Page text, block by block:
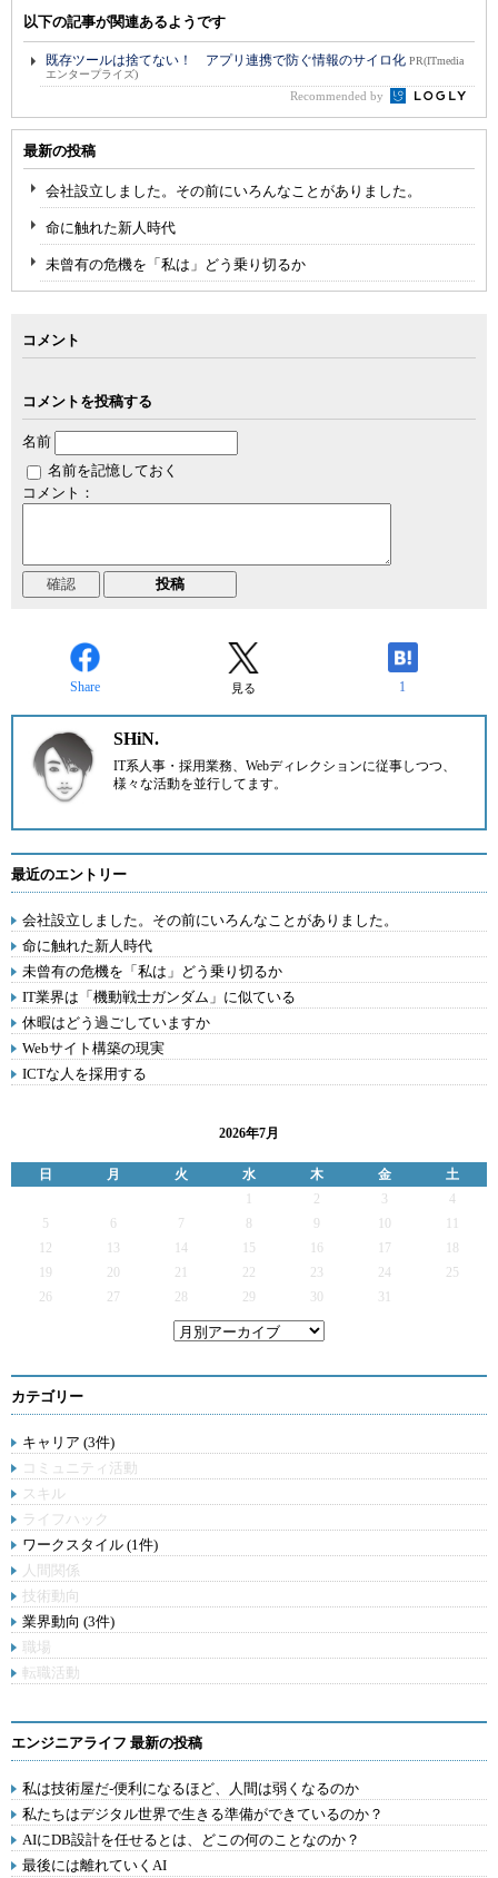
以下の記事が関連あるようです
既存ツールは捨てない！ アプリ連携で防ぐ情報のサイロ化 PR(ITmedia
エンタープライズ)
Recommended by
最新の投稿
会社設立しました。その前にいろんなことがありました。
命に触れた新人時代
未曾有の危機を「私は」どう乗り切るか
コメント
コメントを投稿する
名前
名前を記憶しておく
コメント：
Share 見る 1
SHiN.
IT系人事・採用業務、Webディレクションに従事しつつ、
様々な活動を並行してます。
最近のエントリー
会社設立しました。その前にいろんなことがありました。
命に触れた新人時代
未曾有の危機を「私は」どう乗り切るか
IT業界は「機動戦士ガンダム」に似ている
休暇はどう過ごしていますか
Webサイト構築の現実
ICTな人を採用する
2026年7月
日 月 火 水 木 金
土
2 3
4
5
6 7 9
12
13 14 15 16 17
19
20 21 22 23 24
25
26
27 28 29 30 31
カテゴリー
キャリア (3件)
コミュニティ活動
スキル
ライフハック
ワークスタイル (1件)
人間関係
技術動向
業界動向 (3件)
職場
転職活動
エンジニアライフ 最新の投稿
私は技術屋だ-便利になるほど、人間は弱くなるのか
私たちはデジタル世界で生きる準備ができているのか？
AIにDB設計を任せるとは、どこの何のことなのか？
最後には離れていくAI